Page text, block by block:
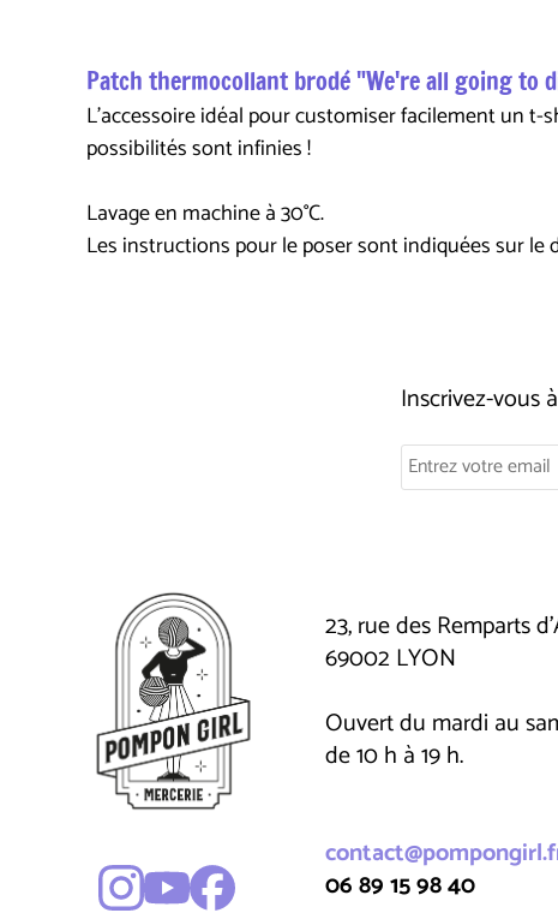
23, rue des Remparts
69002 LYON
Ouvert du mardi au
de 10 h à 19 h.
06 89 15 98 40
Inscrivez-vous
Patch thermocollant brodé "We're all going to
L'accessoire idéal pour customiser facilement un t-
possibilités sont infinies !
Lavage en machine à 30°C.
Les instructions pour le poser sont indiquées sur